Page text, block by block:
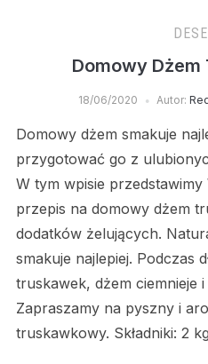
Domowy
18/06/2020 Autor:
Domowy dżem smakuje
przygotować go z
W tym wpisie
przepis na domowy dżem
dodatków żelujących.
smakuje najlepiej. Podczas
truskawek, dżem ciemnieje
Zapraszamy na pyszny i
truskawkowy. Składniki: 2